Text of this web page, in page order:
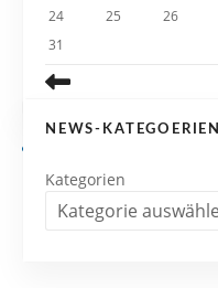
24
25 26
31
NEWS-KATEGOERIEN
Kategorien